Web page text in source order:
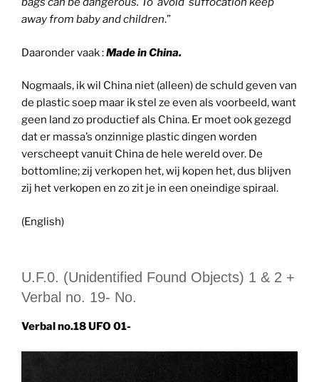
away from baby and children.”
Daaronder vaak :Made in China.
Nogmaals, ik wil China niet (alleen) de schuld geven van
de plastic soep maar ik stel ze even als voorbeeld, want
geen land zo productief als China. Er moet ook gezegd
dat er massa’s onzinnige plastic dingen worden
verscheept vanuit China de hele wereld over. De
bottomline; zij verkopen het, wij kopen het, dus blijven
zij het verkopen en zo zit je in een oneindige spiraal.
(English)
U.F.0. (Unidentified Found Objects) 1 & 2 +
Verbal no. 19- No.
Verbal no.18 UFO 01-